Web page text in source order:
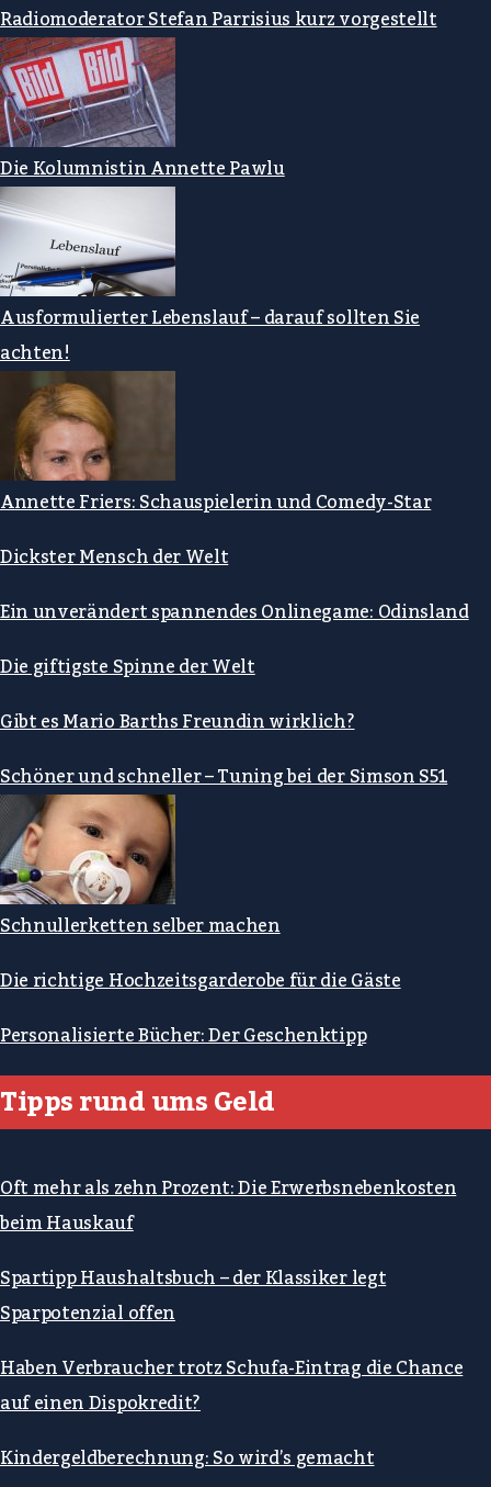
Radiomoderator Stefan Parrisius kurz vorgestellt
Die Kolumnistin Annette Pawlu
Ausformulierter Lebenslauf – darauf sollten Sie
achten!
Annette Friers: Schauspielerin und Comedy-Star
Dickster Mensch der Welt
Ein unverändert spannendes Onlinegame: Odinsland
Die giftigste Spinne der Welt
Gibt es Mario Barths Freundin wirklich?
Schöner und schneller – Tuning bei der Simson S51
Schnullerketten selber machen
Die richtige Hochzeitsgarderobe für die Gäste
Personalisierte Bücher: Der Geschenktipp
Tipps rund ums Geld
Oft mehr als zehn Prozent: Die Erwerbsnebenkosten
beim Hauskauf
Spartipp Haushaltsbuch – der Klassiker legt
Sparpotenzial offen
Haben Verbraucher trotz Schufa-Eintrag die Chance
auf einen Dispokredit?
Kindergeldberechnung: So wird’s gemacht